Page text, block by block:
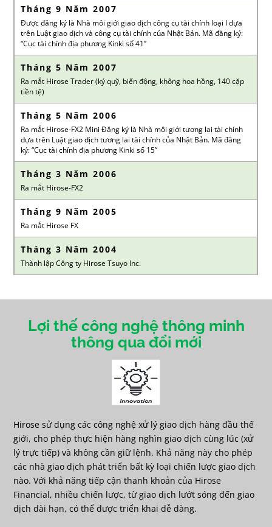
Tháng 9 Năm 2007
Được đăng ký là Nhà môi giới giao dịch công cụ tài chính loại I dựa
trên Luật giao dịch và công cụ tài chính của Nhật Bản. Mã đăng ký:
“Cục tài chính địa phương Kinki số 41”
Tháng 5 Năm 2007
Ra mắt Hirose Trader (ký quỹ, biến động, không hoa hồng, 140 cặp
tiền tệ)
Tháng 5 Năm 2006
Ra mắt Hirose-FX2 Mini Đăng ký là Nhà môi giới tương lai tài chính
dựa trên Luật giao dịch tương lai tài chính của Nhật Bản. Mã đăng
ký: “Cục tài chính địa phương Kinki số 15”
Tháng 3 Năm 2006
Ra mắt Hirose-FX2
Tháng 9 Năm 2005
Ra mắt Hirose FX
Tháng 3 Năm 2004
Thành lập Công ty Hirose Tsuyo Inc.
Lợi thế công nghệ thông minh
thông qua đổi mới
Hirose sử dụng các công nghệ xử lý giao dịch hàng đầu thế
giới, cho phép thực hiện hàng nghìn giao dịch cùng lúc (xử
lý trực tiếp) và không cần giữ lệnh. Khả năng này cho phép
các nhà giao dịch phát triển bất kỳ loại chiến lược giao dịch
nào. Với khả năng tiếp cận thanh khoản của Hirose
Financial, nhiều chiến lược, từ giao dịch lướt sóng đến giao
dịch dài hạn, có thể được triển khai dễ dàng.